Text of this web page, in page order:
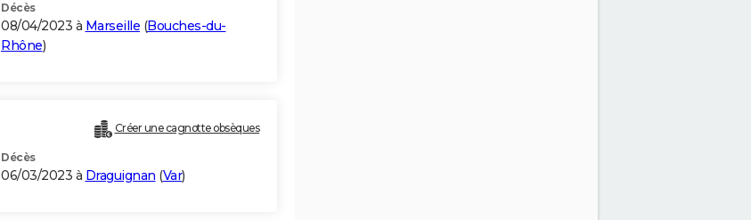
Décès
08/04/2023 à Marseille (Bouches-du-
Rhône)
Créer une cagnotte obsèques
Décès
06/03/2023 à Draguignan (Var)